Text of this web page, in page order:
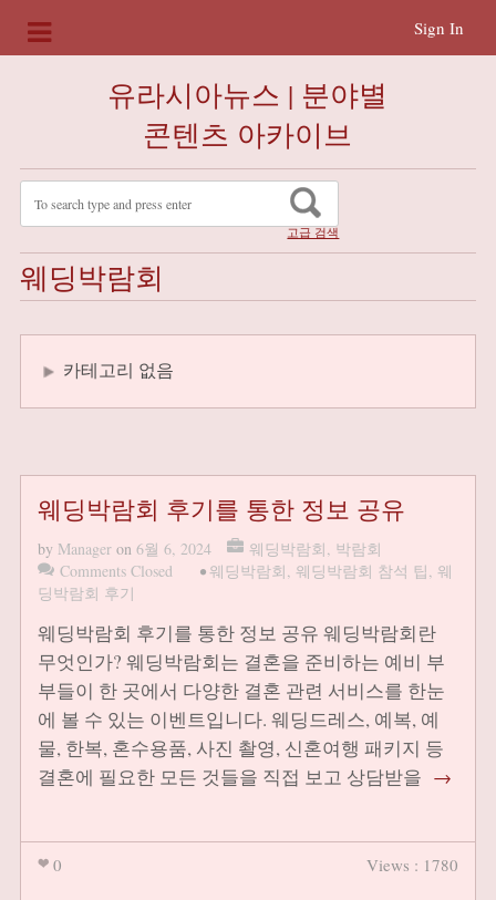
Sign In
유라시아뉴스 | 분야별
콘텐츠 아카이브
고급 검색
웨딩박람회
카테고리 없음
웨딩박람회 후기를 통한 정보 공유
by Manager on 6월 6, 2024 웨딩박람회, 박람회
Comments Closed
•웨딩박람회, 웨딩박람회 참석 팁, 웨
딩박람회 후기
웨딩박람회 후기를 통한 정보 공유 웨딩박람회란
무엇인가? 웨딩박람회는 결혼을 준비하는 예비 부
부들이 한 곳에서 다양한 결혼 관련 서비스를 한눈
에 볼 수 있는 이벤트입니다. 웨딩드레스, 예복, 예
물, 한복, 혼수용품, 사진 촬영, 신혼여행 패키지 등
결혼에 필요한 모든 것들을 직접 보고 상담받을 →
0 Views : 1780